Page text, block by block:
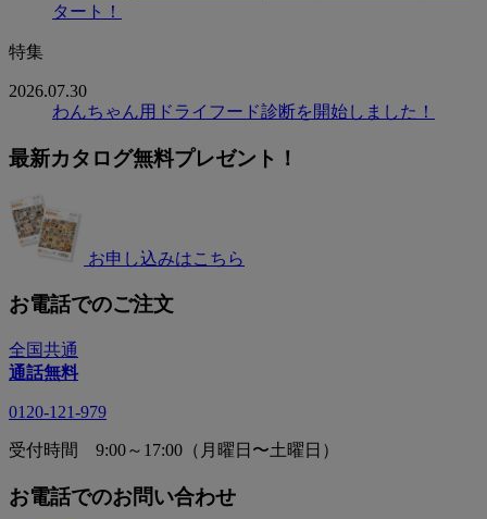
タート！
特集
2026.07.30
わんちゃん用ドライフード診断を開始しました！
最新カタログ無料プレゼント！
お申し込みはこちら
お電話でのご注文
全国共通
通話無料
0120-121-979
受付時間 9:00～17:00（月曜日〜土曜日）
お電話でのお問い合わせ